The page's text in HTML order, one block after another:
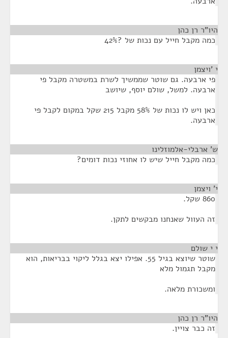
היו"ר רן כהן
כמה מקבל חייל עם נכות של ?42%
י 'ויצמן
פי ארבעה. גם שוטר שממשיך לשרת במשטרה מקבל פי
ארבעה. למשל, שולם יוסף, שיושב
כאן ויש לו נכות של 58% מקבל 215 שקל במקום לקבל פי
ארבעה.
ש' ארבלי-אלמוזלינו
כמה מקבל חייל שיש לו אחוזי נכות דומים?
י' ויצמן
860 שקל.
זה העוול שאנחנו מבקשים לתקן.
י י שולם
שוטר שיוצא בגיל 55. אפילו יצא בגלל ליקוי בבריאות, הוא
מקבל תגמול מלא
ומשכורת מלאה.
היו"ר רן כהן
זה כבר צויין.